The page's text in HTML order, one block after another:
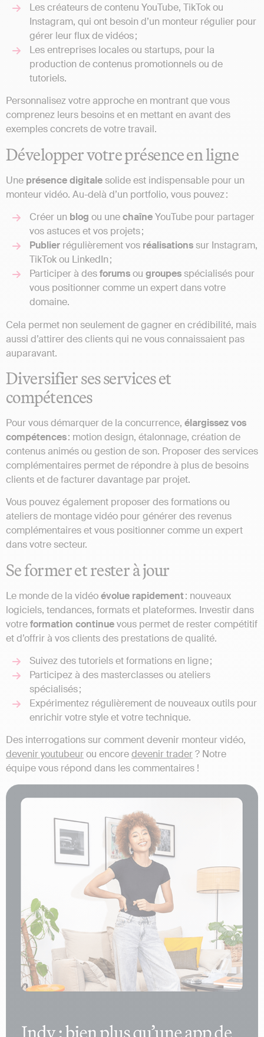
Les créateurs de contenu YouTube, TikTok ou
Instagram, qui ont besoin d’un monteur régulier pour
gérer leur flux de vidéos ;
Les entreprises locales ou startups, pour la
production de contenus promotionnels ou de
tutoriels.
Personnalisez votre approche en montrant que vous
comprenez leurs besoins et en mettant en avant des
exemples concrets de votre travail.
Développer votre présence en ligne
Une présencedigitalesolide est indispensable pour un
monteur vidéo. Au-delà d’un portfolio, vous pouvez :
Créer un blog ou unechaîneYouTube pour partager
vos astuces et vos projets ;
Publier régulièrement vos réalisationssur Instagram,
TikTok ou LinkedIn ;
Participer à desforumsou groupesspécialisés pour
vous positionner comme un expert dans votre
domaine.
Cela permet non seulement de gagner en crédibilité, mais
aussi d’attirer des clients qui ne vous connaissaient pas
auparavant.
Diversifier ses services et
compétences
Pour vous démarquer de la concurrence, élargissezvos
compétences: motion design, étalonnage, création de
contenus animés ou gestion de son. Proposer des services
complémentaires permet de répondre à plus de besoins
clients et de facturer davantage par projet.
Vous pouvez également proposer des formations ou
ateliers de montage vidéo pour générer des revenus
complémentaires et vous positionner comme un expert
dans votre secteur.
Se former et rester à jour
Le monde de la vidéoévolue rapidement: nouveaux
logiciels, tendances, formats et plateformes. Investir dans
votreformation continuevous permet de rester compétitif
et d’offrir à vos clients des prestations de qualité.
Suivez des tutoriels et formations en ligne ;
Participez à des masterclasses ou ateliers
spécialisés ;
Expérimentez régulièrement de nouveaux outils pour
enrichir votre style et votre technique.
Des interrogations sur comment devenir monteur vidéo,
devenir youtubeurou encoredevenir trader? Notre
équipe vous répond dans les commentaires !